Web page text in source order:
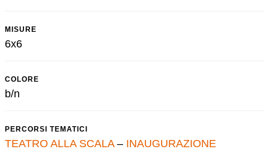
MISURE
6x6
COLORE
b/n
PERCORSI TEMATICI
TEATRO ALLA SCALA– INAUGURAZIONE